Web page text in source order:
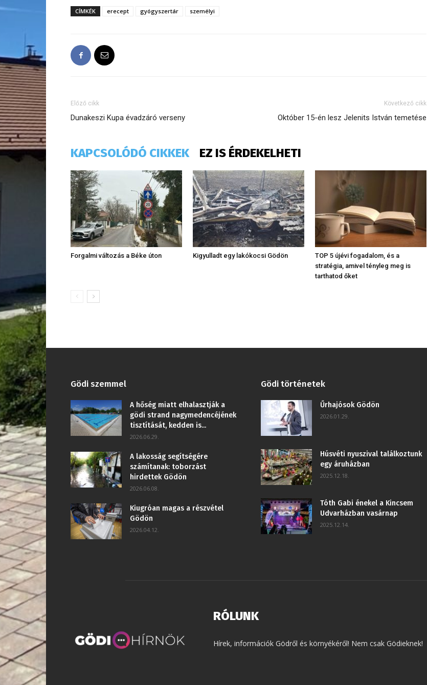
CÍMKÉK erecept gyógyszertár személyi
Előző cikk
Dunakeszi Kupa évadzáró verseny
Következő cikk
Október 15-én lesz Jelenits István temetése
KAPCSOLÓDÓ CIKKEK EZ IS ÉRDEKELHETI
Forgalmi változás a Béke úton Kigyulladt egy lakókocsi Gödön
TOP 5 újévi fogadalom, és a
stratégia, amivel tényleg meg is
tarthatod őket
Gödi szemmel
A hőség miatt elhalasztják a
gödi strand nagymedencéjének
tisztítását, kedden is...
2026.06.29.
A lakosság segítségére
számítanak: toborzást
hirdettek Gödön
2026.06.08.
Kiugróan magas a részvétel
Gödön
2026.04.12.
Gödi történetek
Űrhajósok Gödön
2026.01.29.
Húsvéti nyuszival találkoztunk
egy áruházban
2025.12.18.
Tóth Gabi énekel a Kincsem
Udvarházban vasárnap
2025.12.14.
RÓLUNK
Hírek, információk Gödről és környékéről! Nem csak Gödieknek!